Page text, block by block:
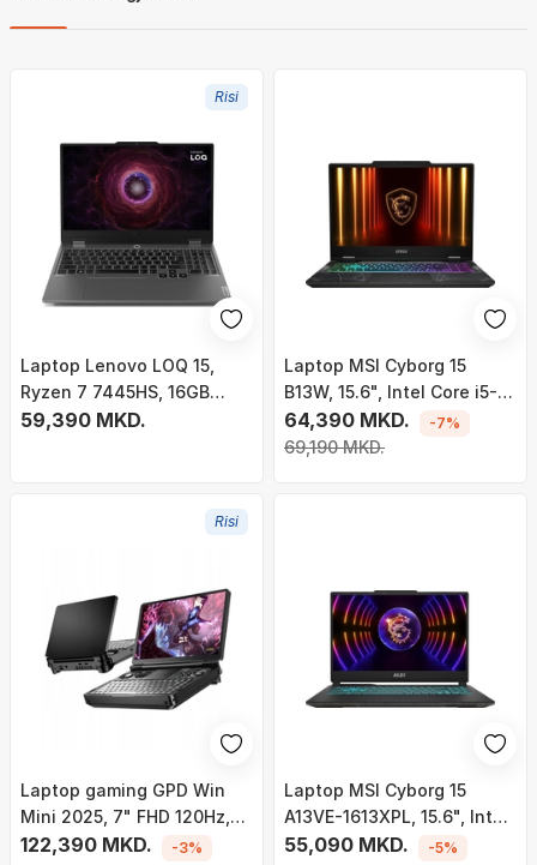
Risi
Laptop Lenovo LOQ 15,
Ryzen 7 7445HS, 16GB
RAM, 512GB SSD, RTX 3050,
59,390 MKD.
Laptop MSI Cyborg 15
B13W, 15.6", Intel Core i5-
13420H, 16GB DDR5, 512GB
SSD, NVIDIA GeForce RTX
64,390 MKD.
69,190 MKD.
-7%
Risi
Laptop gaming GPD Win
Mini 2025, 7" FHD 120Hz,
Ryzen AI 9 HX370, 32GB
122,390 MKD. -3%
Laptop MSI Cyborg 15
A13VE-1613XPL, 15.6", Intel
Core i5-13420H, 16GB RAM,
55,090 MKD. -5%